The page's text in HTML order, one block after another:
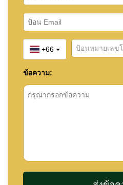
+66
ข้อความ: